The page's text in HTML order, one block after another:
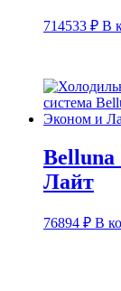
714533 ₽ В
Belluna
Лайт
76894 ₽ В